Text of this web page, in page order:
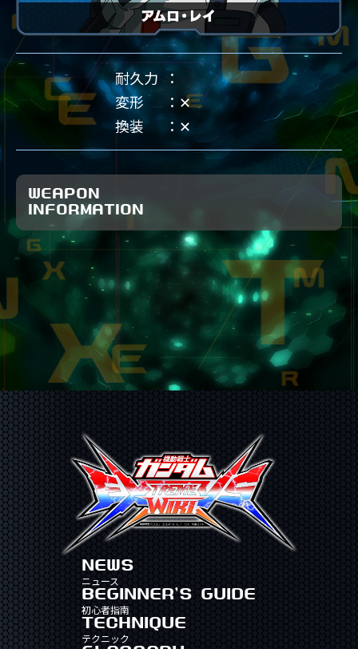
耐久力
変形
✕
換装
✕
WEAPON
INFORMATION
NEWS
ニュース
BEGINNER'S GUIDE
初心者指南
TECHNIQUE
テクニック